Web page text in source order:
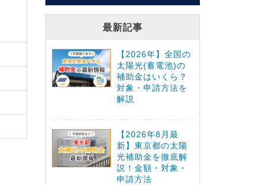
最新記事
【2026年】全国の
太陽光(蓄電池)の
補助金はいくら？
対象・申請方法を
解説
【2026年8月最
新】東京都の太陽
光補助金を徹底解
説！金額・対象・
申請方法